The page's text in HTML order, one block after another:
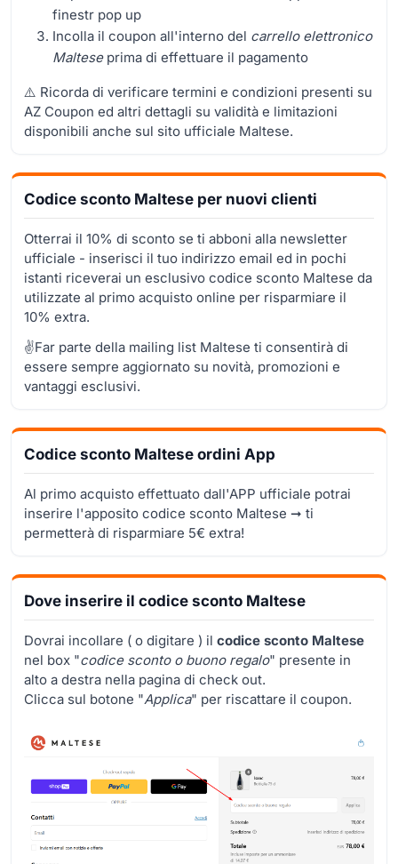
finestr pop up
Incolla il coupon all'interno del carrello elettronico
Malteseprima di effettuare il pagamento
⚠️ Ricorda di verificare termini e condizioni presenti su
AZ Coupon ed altri dettagli su validità e limitazioni
disponibili anche sul sito ufficiale Maltese.
Codice sconto Maltese per nuovi clienti
Otterrai il 10% di sconto se ti abboni alla newsletter
ufficiale - inserisci il tuo indirizzo email ed in pochi
istanti riceverai un esclusivo codice sconto Maltese da
utilizzate al primo acquisto online per risparmiare il
10% extra.
✌Far parte della mailing list Maltese ti consentirà di
essere sempre aggiornato su novità, promozioni e
vantaggi esclusivi.
Codice sconto Maltese ordini App
Al primo acquisto effettuato dall'APP ufficiale potrai
inserire l'apposito codice sconto Maltese ➞ ti
permetterà di risparmiare 5€ extra!
Dove inserire il codice sconto Maltese
Dovrai incollare ( o digitare ) il codice sconto Maltese
nel box "codice sconto o buono regalo" presente in
alto a destra nella pagina di check out.
Clicca sul botone "Applica" per riscattare il coupon.